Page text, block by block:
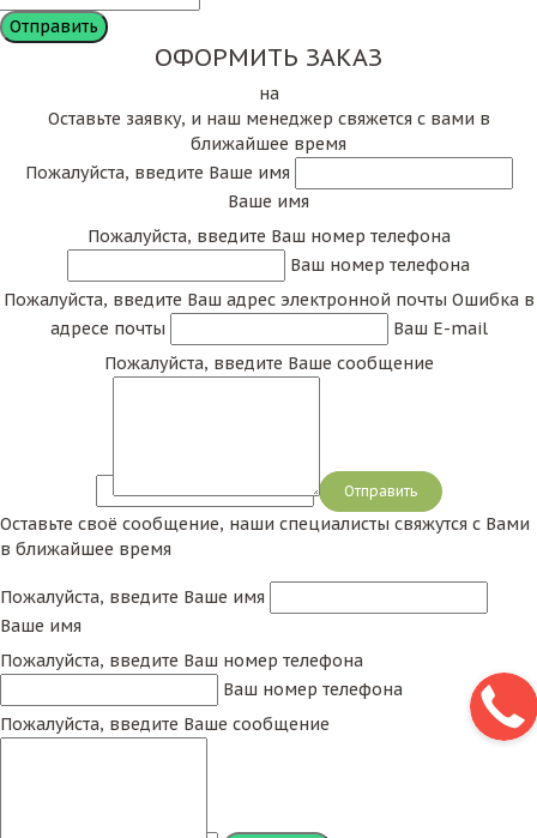
ОФОРМИТЬ ЗАКАЗ
на
Оставьте заявку, и наш менеджер свяжется с вами в
ближайшее время
Пожалуйста, введите Ваше имя
Ваше имя
Пожалуйста, введите Ваш номер телефона
Ваш номер телефона
Пожалуйста, введите Ваш адрес электронной почты Ошибка в
адресе почты
Ваш E-mail
Пожалуйста, введите Ваше сообщение
Сообщение
Оставьте своё сообщение, наши специалисты свяжутся с Вами
в ближайшее время
Пожалуйста, введите Ваше имя
Ваше имя
Пожалуйста, введите Ваш номер телефона
Ваш номер телефона
Пожалуйста, введите Ваше сообщение